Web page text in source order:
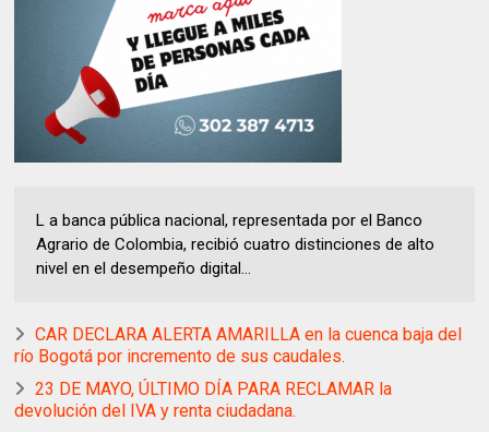
L a banca pública nacional, representada por el Banco
Agrario de Colombia, recibió cuatro distinciones de alto
nivel en el desempeño digital...
CAR DECLARA ALERTA AMARILLA en la cuenca baja del
río Bogotá por incremento de sus caudales.
23 DE MAYO, ÚLTIMO DÍA PARA RECLAMAR la
devolución del IVA y renta ciudadana.